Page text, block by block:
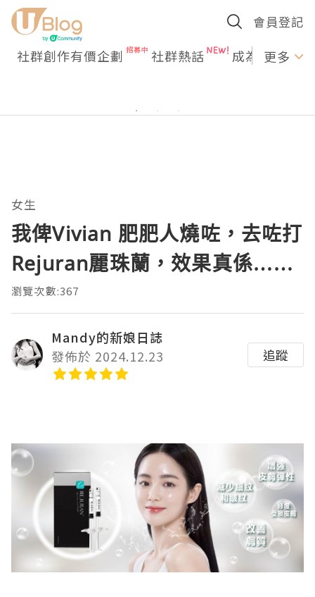
會員登記
社群創作有價企劃 社群熱話 成為U更多
女生
我俾Vivian 肥肥人燒咗，去咗打
Rejuran麗珠蘭，效果真係……
瀏覽次數:367
Mandy的新娘日誌
發佈於 2024.12.23
追蹤